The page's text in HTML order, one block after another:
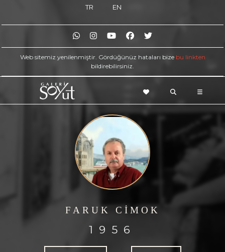
TR EN
Web sitemiz yenilenmiştir. Gördüğünüz hataları bize bu linkten
bildirebilirsiniz.
FARUK CİMOK
1956